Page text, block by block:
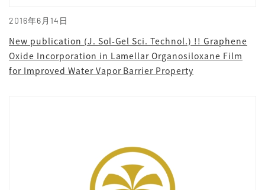
2016年6月14日
New publication (J. Sol-Gel Sci. Technol.) !! Graphene
Oxide Incorporation in Lamellar Organosiloxane Film
for Improved Water Vapor Barrier Property